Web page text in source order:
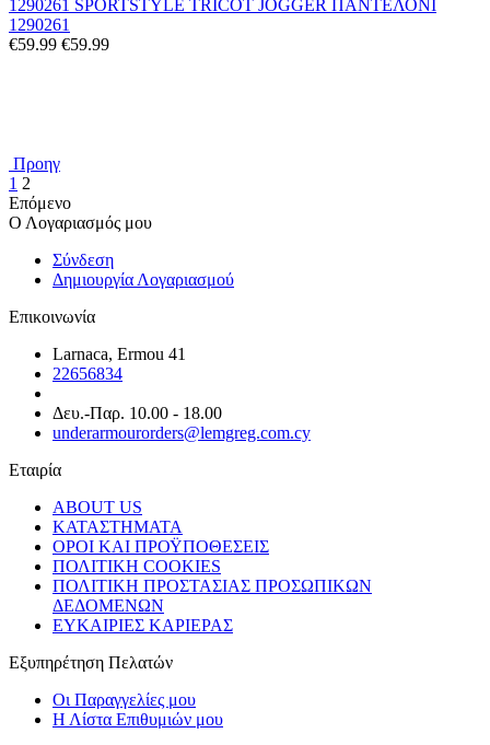
1290261 SPORTSTYLE TRICOT JOGGER ΠΑΝΤΕΛΟΝΙ
1290261
€59.99 €59.99
Προηγ
1 2
Επόμενο
Ο Λογαριασμός μου
Σύνδεση
Δημιουργία Λογαριασμού
Επικοινωνία
Larnaca, Ermou 41
22656834
Δευ.-Παρ. 10.00 - 18.00
underarmourorders@lemgreg.com.cy
Εταιρία
ABOUT US
ΚΑΤΑΣΤΗΜΑΤΑ
ΟΡΟΙ ΚΑΙ ΠΡΟΫΠΟΘΕΣΕΙΣ
ΠΟΛΙΤΙΚΗ COOKIES
ΠΟΛΙΤΙΚΗ ΠΡΟΣΤΑΣΙΑΣ ΠΡΟΣΩΠΙΚΩΝ
ΔΕΔΟΜΕΝΩΝ
ΕΥΚΑΙΡΙΕΣ ΚΑΡΙΕΡΑΣ
Εξυπηρέτηση Πελατών
Οι Παραγγελίες μου
Η Λίστα Επιθυμιών μου